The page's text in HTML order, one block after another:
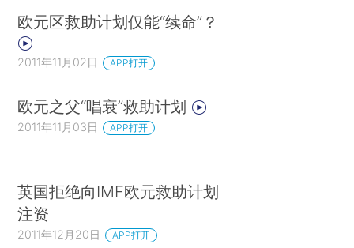
欧元区救助计划仅能“续命”？
2011年11月02日 APP打开
欧元之父“唱衰”救助计划
2011年11月03日 APP打开
英国拒绝向IMF欧元救助计划
注资
2011年12月20日 APP打开